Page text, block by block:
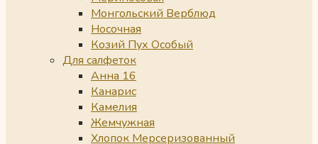
Монгольский Верблюд
Носочная
Козий Пух Особый
Для салфеток
Анна 16
Канарис
Камелия
Жемчужная
Хлопок Мерсеризованный